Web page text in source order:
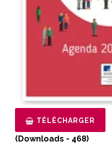
TÉLÉCHARGER
(Downloads - 468)